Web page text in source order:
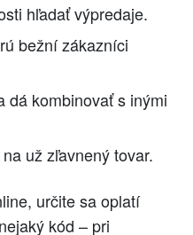
hľadať výpredaje.
bežní zákazníci
dá kombinovať s inými
už zľavnený tovar.
určite sa oplatí
kód – pri